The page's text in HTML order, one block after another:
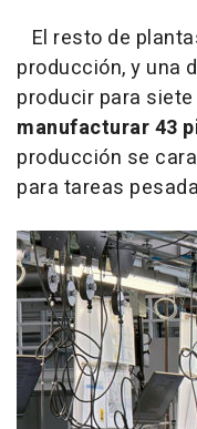
El resto de
producción, y una
producir para
manufacturar 43
producción se
para tareas